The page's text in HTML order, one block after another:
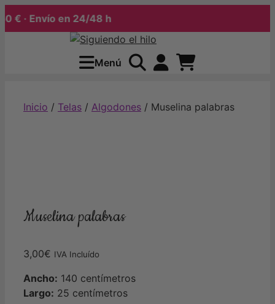
· Envío en 24/48 h
Menú
Inicio / Telas / Algodones / Muselina palabras
Muselina palabras
3,00€ IVA Incluído
Ancho: 140 centímetros
Largo: 25 centímetros